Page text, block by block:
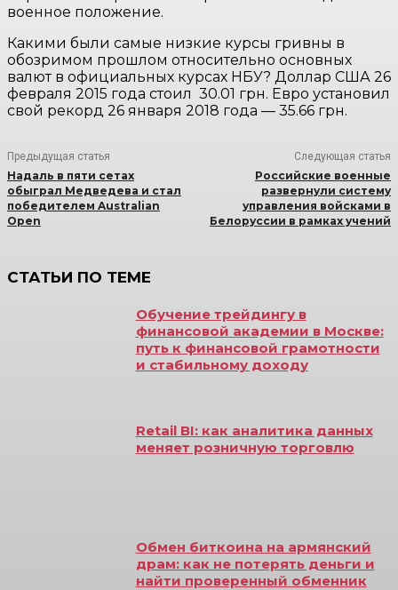
военное положение.
Какими были самые низкие курсы гривны в
обозримом прошлом относительно основных
валют в официальных курсах НБУ? Доллар США 26
февраля 2015 года стоил 30.01 грн. Евро установил
свой рекорд 26 января 2018 года — 35.66 грн.
Предыдущая статья
Надаль в пяти сетах
обыграл Медведева и стал
победителем Australian
Open
Следующая статья
Российские военные
развернули систему
управления войсками в
Белоруссии в рамках учений
СТАТЬИ ПО ТЕМЕ
Обучение трейдингу в
финансовой академии в Москве:
путь к финансовой грамотности
и стабильному доходу
Retail BI: как аналитика данных
меняет розничную торговлю
Обмен биткоина на армянский
драм: как не потерять деньги и
найти проверенный обменник